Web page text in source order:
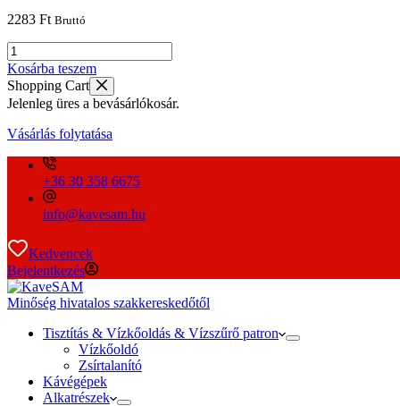
2283 Ft Bruttó
DeLonghi
1méter
vízcső
1db
szűrővel
mennyiség
Kosárba teszem
Shopping Cart
Jelenleg üres a bevásárlókosár.
Vásárlás folytatása
+36 30 358 6675
info@kavesam.hu
Kedvencek
Bejelentkezés
Minőség hivatalos szakkereskedőtől
Tisztítás & Vízkőoldás & Vízszűrő patron
Vízkőoldó
Zsírtalanító
Kávégépek
Alkatrészek